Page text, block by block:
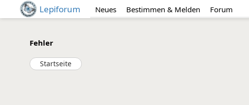
Lepiforum Neues Bestimmen & Melden Forum
Fehler
Startseite